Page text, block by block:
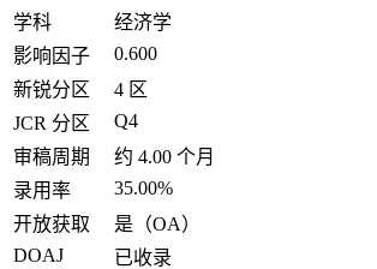
学科
经济学
影响因子
0.600
新锐分区
4 区
JCR 分区
Q4
审稿周期
约 4.00 个月
录用率
35.00%
开放获取
是（OA）
DOAJ
已收录